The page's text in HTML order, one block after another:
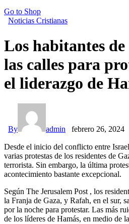
Go to Shop
Noticias Cristianas
Los habitantes de
las calles para
el liderazgo de
By admin febrero 26, 2024
Desde el inicio del conflicto entre
varias protestas de los residentes de
terrorista. Sin embargo, la última
acontecimiento bastante excepcional.
Según The Jerusalem Post , los
la Franja de Gaza, y Rafah, en el sur,
por la noche para protestar. Las más
de los líderes de Hamás, en medio de